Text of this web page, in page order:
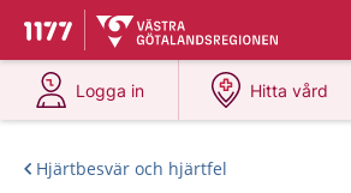
Till startsidan för 1177
Du har valt region
Logga in
på 1177.se
Hitta vård
på 1177.se
Hjärtbesvär och hjärtfel